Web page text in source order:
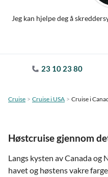
Jeg kan hjelpe deg å
23 10 23 80
Cruise Cruise i USA Cruise i
Høstcruise gjennom
Langs kysten av Canada og
havet og høstens vakre